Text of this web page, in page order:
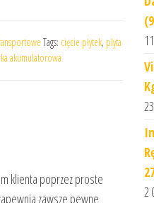
Tags: cięcie płytek, plyta
akumulatorowa
klienta poprzez proste
zawsze pewne
2